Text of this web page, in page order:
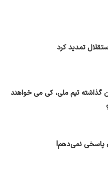
تمدید کرد
گذاشته تیم ملی، کی می خواهند
پاسخی نمی‌دهم!